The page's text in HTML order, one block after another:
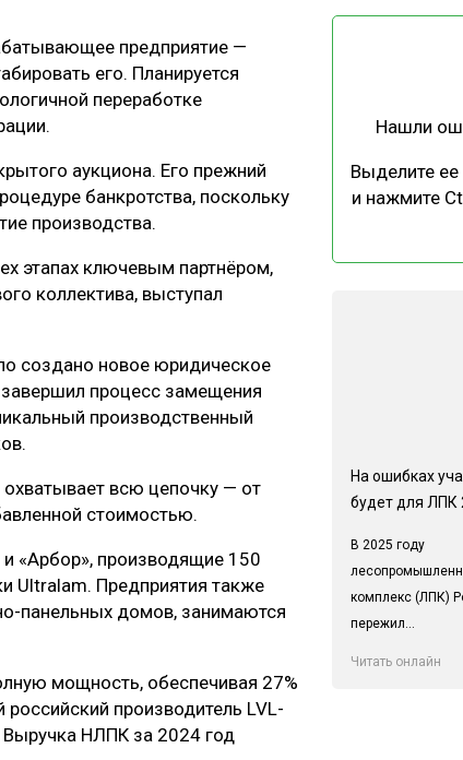
ТЕХНОЛОГИИ
КАЛЕНДАРЬ ВЫСТАВОК
предприятие —
его. Планируется
переработке
аукциона. Его прежний
банкротства, поскольку
производства.
этапах ключевым партнёром,
коллектива, выступал
создано новое юридическое
процесс замещения
производственный
всю цепочку — от
стоимостью.
«Арбор», производящие 150
Ultralam. Предприятия также
панельных домов, занимаются
мощность, обеспечивая 27%
российский производитель LVL-
Выручка НЛПК за 2024 год
Нашли
Выделите
и нажмите
На ошибках
будет для ЛПК
В 2025 году
комплекс (ЛПК)
пережил...
Читать онлайн